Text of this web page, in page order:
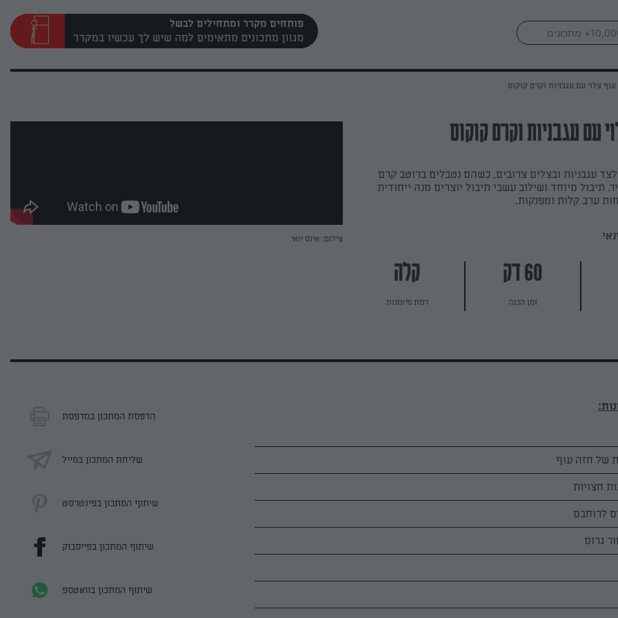
פותחים מקרר ומתחילים לבשל
צלוי עם עגבניות וקרם קוקוס
עם עגבניות וקרם קוקוס
עגבניות ובצלים צרובים, כשהם נטבלים ברוטב קרם
תיבול מיוחד ושילוב עשבי תיבול יוצרים מנה ייחודית
ערב קלות ומפנקות.
60 דק
זמן הכנה
קלה
רמת מיומנות
צילום: אינס ינאי
הדפסת המתכון במדפסת
שליחת המתכון במייל
שיתוף המתכון בפינטרסט
שיתוף המתכון בפייסבוק
שיתוף המתכון בוואטספ